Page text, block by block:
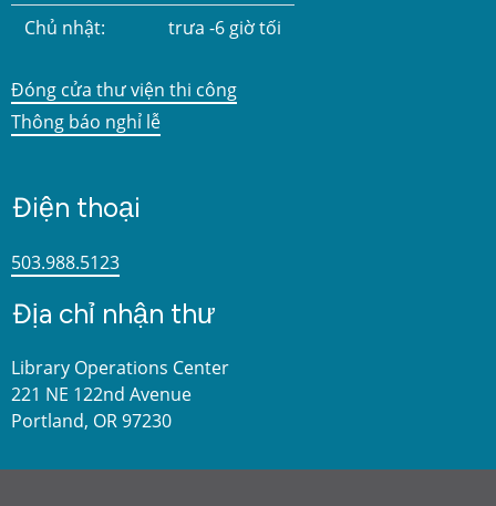
Chủ nhật:
trưa -6 giờ tối
Đóng cửa thư viện thi công
Thông báo nghỉ lễ
Điện thoại
503.988.5123
Địa chỉ nhận thư
Library Operations Center
221 NE 122nd Avenue
Portland, OR 97230